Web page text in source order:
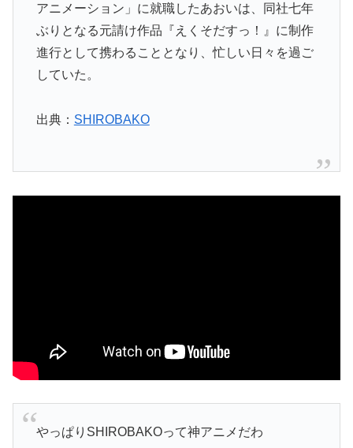
アニメーション」に就職したあおいは、同社七年
ぶりとなる元請け作品『えくそだすっ！』に制作
進行として携わることとなり、忙しい日々を過ご
していた。
出典： SHIROBAKO
やっぱりSHIROBAKOって神アニメだわ